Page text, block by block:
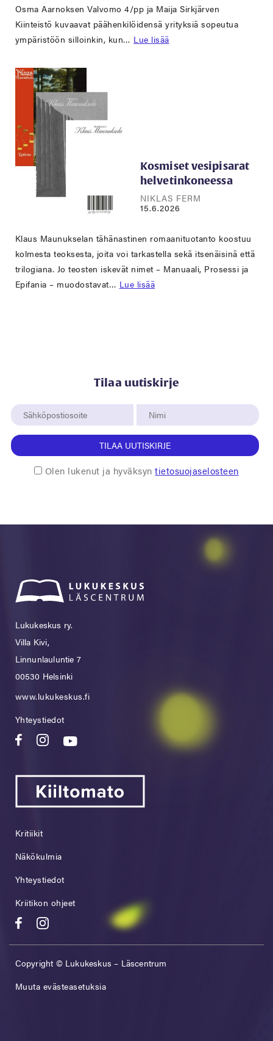
Osma Aarnoksen Valvomo 4/pp ja Maija Sirkjärven
Kiinteistö kuvaavat päähenkilöidensä yrityksiä sopeutua
ympäristöön silloinkin, kun… Lue lisää
Kosmiset vesipisarat
helvetinkoneessa
NIKLAS FERM
15.6.2026
Klaus Maunukselan tähänastinen romaanituotanto koostuu
kolmesta teoksesta, joita voi tarkastella sekä itsenäisinä että
trilogiana. Jo teosten iskevät nimet – Manuaali, Prosessi ja
Epifania – muodostavat… Lue lisää
Tilaa uutiskirje
TILAA UUTISKIRJE
Olen lukenut ja hyväksyntietosuojaselosteen
Lukukeskus ry.
Villa Kivi,
Linnunlauluntie 7
00530 Helsinki
www.lukukeskus.fi
Yhteystiedot
Kritiikit
Näkökulmia
Yhteystiedot
Kriitikon ohjeet
Copyright © Lukukeskus – Läscentrum
Muuta evästeasetuksia